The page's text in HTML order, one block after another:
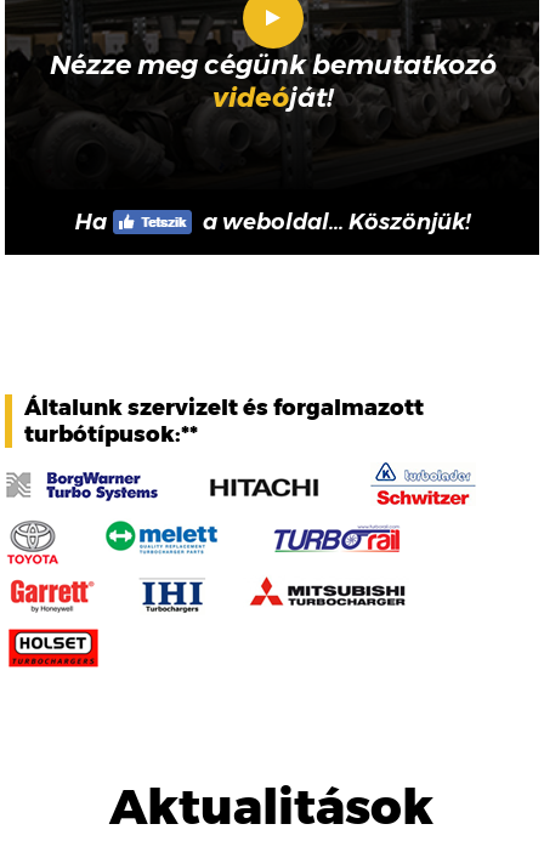
Nézze meg cégünk bemutatkozó
videóját!
Ha a weboldal... Köszönjük!
Általunk szervizelt és forgalmazott
turbótípusok:**
Aktualitások